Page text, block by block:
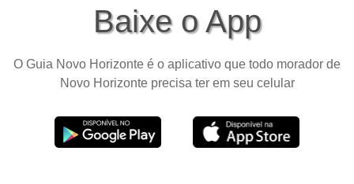
Baixe o App
O Guia Novo Horizonte é o aplicativo que todo morador de
Novo Horizonte precisa ter em seu celular